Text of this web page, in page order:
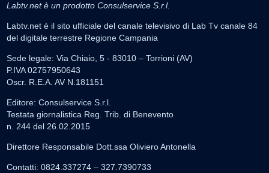
Labtv.net è un prodotto Consulservice S.r.l.
Labtv.net è il sito ufficiale del canale televisivo di Lab Tv canale 84
del digitale terrestre Regione Campania
Sede legale: Via Chiaio, 5 - 83010 – Torrioni (AV)
P.IVA 02757950643
Oscr. R.E.A. AV N.181151
Editore: Consulservice S.r.l.
Testata giornalistica Reg. Trib. di Benevento
n. 244 del 26.02.2015
Direttore Responsabile Dott.ssa Oliviero Antonella
Contatti: 0824.337274 – 327.7390733